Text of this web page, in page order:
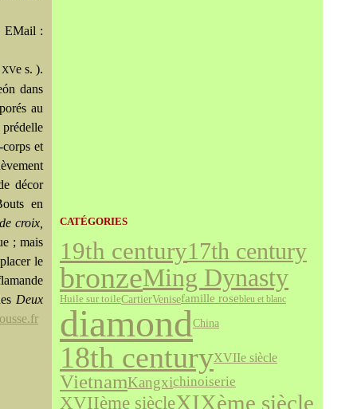
EMail :
XVes. ).
dans
au
corps et
décor
en
croix,
; mais
le
Deux
CATÉGORIES
19th century17th century
bronzeMing Dynasty
Huile sur toileCartierVenisefamille rosebleu et blanc
diamondChina
18th centuryXVIIe siècle
VietnamKangxichinoiserie
XVIIème siècleXIXème siècle